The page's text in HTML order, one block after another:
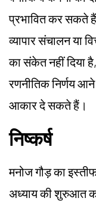
प्रभावित कर सकते
व्यापार संचालन या
का संकेत नहीं दिया
रणनीतिक निर्णय आने
आकार दे सकते हैं।
निष्कर्ष
मनोज गौड़ का
अध्याय की शुरुआत